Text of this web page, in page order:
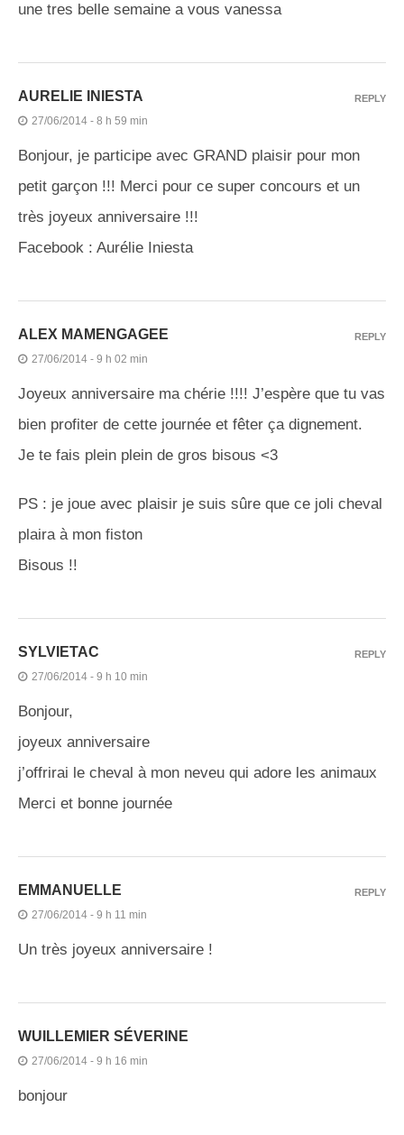
une tres belle semaine a vous vanessa
AURELIE INIESTA
27/06/2014 - 8 h 59 min
Bonjour, je participe avec GRAND plaisir pour mon
petit garçon !!! Merci pour ce super concours et un
très joyeux anniversaire !!!
Facebook : Aurélie Iniesta
REPLY
ALEX MAMENGAGEE
27/06/2014 - 9 h 02 min
Joyeux anniversaire ma chérie !!!! J’espère que tu vas
bien profiter de cette journée et fêter ça dignement.
Je te fais plein plein de gros bisous <3
PS : je joue avec plaisir je suis sûre que ce joli cheval
plaira à mon fiston
Bisous !!
REPLY
SYLVIETAC
27/06/2014 - 9 h 10 min
Bonjour,
joyeux anniversaire
j’offrirai le cheval à mon neveu qui adore les animaux
Merci et bonne journée
REPLY
EMMANUELLE
27/06/2014 - 9 h 11 min
Un très joyeux anniversaire !
REPLY
WUILLEMIER SÉVERINE
27/06/2014 - 9 h 16 min
bonjour